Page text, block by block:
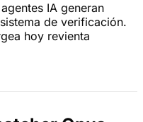
IA generan
de verificación.
hoy revienta